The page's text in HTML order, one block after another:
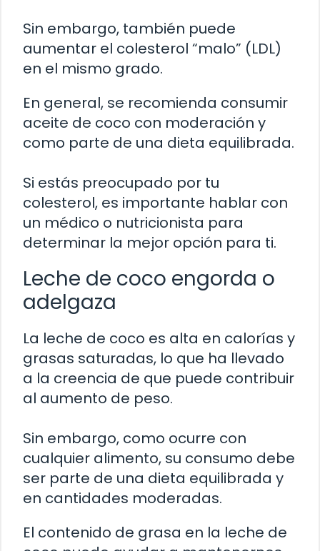
Sin embargo, también puede
aumentar el colesterol “malo” (LDL)
en el mismo grado.
En general, se recomienda consumir
aceite de coco con moderación y
como parte de una dieta equilibrada.
Si estás preocupado por tu
colesterol, es importante hablar con
un médico o nutricionista para
determinar la mejor opción para ti.
Leche de coco engorda o
adelgaza
La leche de coco es alta en calorías y
grasas saturadas, lo que ha llevado
a la creencia de que puede contribuir
al aumento de peso.
Sin embargo, como ocurre con
cualquier alimento, su consumo debe
ser parte de una dieta equilibrada y
en cantidades moderadas.
El contenido de grasa en la leche de